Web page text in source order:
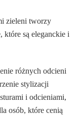
zieleni tworzy
które są eleganckie i
różnych odcieni
stylizacji
i odcieniami,
osób, które cenią